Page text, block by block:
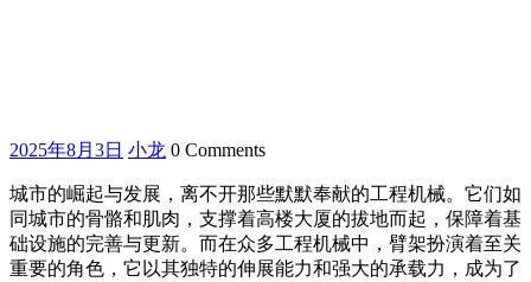
2025年8月3日 2025
8
月
3
日
小龙 小
0 Comments
城市的崛起与发展，离不开那些默默奉献的工程机械。它们如
同城市的骨骼和肌肉，支撑着高楼大厦的拔地而起，保障着基
础设施的完善与更新。而在众多工程机械中，臂架扮演着至关
重要的角色，它以其独特的伸展能力和强大的承载力，成为了